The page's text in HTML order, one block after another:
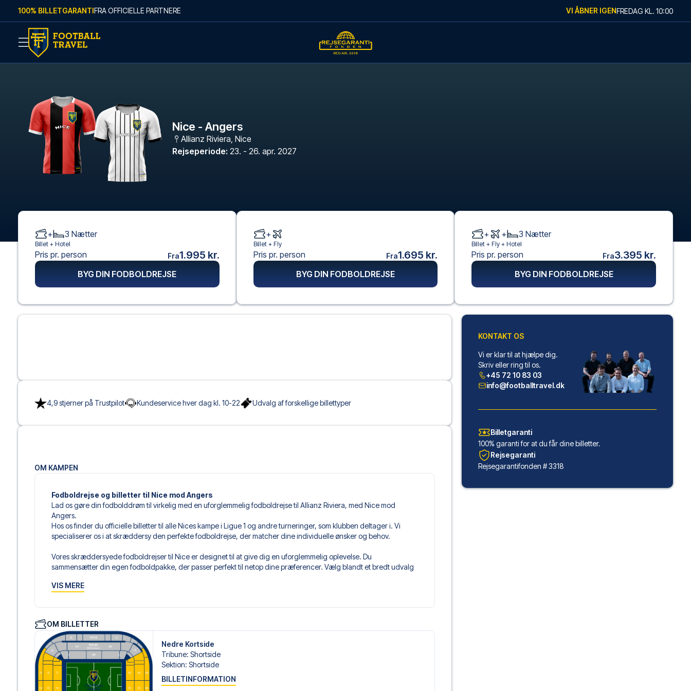
Skip to content
100% BILLETGARANTIFRA OFFICIELLE PARTNERE VI ÅBNER IGENFREDAG KL. 10:00
Nice - Angers
Allianz Riviera, Nice
Rejseperiode: 23. - 26. apr. 2027
4,9 stjerner på Trustpilot Kundeservice hver dag kl. 10-22 Udvalg af forskellige billettyper
OM KAMPEN
Fodboldrejse og billetter til Nice mod Angers
Lad os gøre din fodbolddrøm til virkelig med en uforglemmelig fodboldrejse til Allianz Riviera, med Nice mod
Angers.
Hos os finder du officielle billetter til alle Nices kampe i Ligue 1 og andre turneringer, som klubben deltager i. Vi
specialiserer os i at skræddersy den perfekte fodboldrejse, der matcher dine individuelle ønsker og behov.
Vores skræddersyede fodboldrejser til Nice er designet til at give dig en uforglemmelig oplevelse. Du
sammensætter din egen fodboldpakke, der passer perfekt til netop dine præferencer. Vælg blandt et bredt udvalg
det er en hospitality-billet. En hospitality-billet, er en billet, hvor der er mere inkluderet end selve billetten. Det kan
du vælger billettypen, og på dine rejsedokumenter.
Vi tilbyder et bredt udvalg af håndplukkede hoteller i Nice, der passer til enhver smag og ethvert budget. Fra
luksuriøse 5-stjernede hoteller til charmerende boutiquehoteller og prisvenlige alternativer – vi har noget for
enhver rejsende. Vi tager højde for beliggenhed, komfort og pris. Det eneste du skal gøre er at vælge det hotel der
passer dig bedst. Hvis du foretrækker et specifikt hotel, som vi ikke tilbyder, så kontakt os, og vi vil se, hvad vi kan
VIS MERE
OM BILLETTER
Nedre Kortside
Tribune: Shortside
Sektion: Shortside
BILLETINFORMATION
+ 3 Nætter
Billet + Hotel
Pris pr. person Fra1.995 kr.
BYG DIN FODBOLDREJSE
+
Billet + Fly
Pris pr. person Fra1.695 kr.
BYG DIN FODBOLDREJSE
+ + 3 Nætter
Billet + Fly + Hotel
Pris pr. person Fra3.395 kr.
BYG DIN FODBOLDREJSE
KONTAKT OS
Vi er klar til at hjælpe dig.
Skriv eller ring til os.
+45 72 10 83 03
info@footballtravel.dk
Billetgaranti
100% garanti for at du får dine billetter.
Rejsegaranti
Rejsegarantifonden # 3318